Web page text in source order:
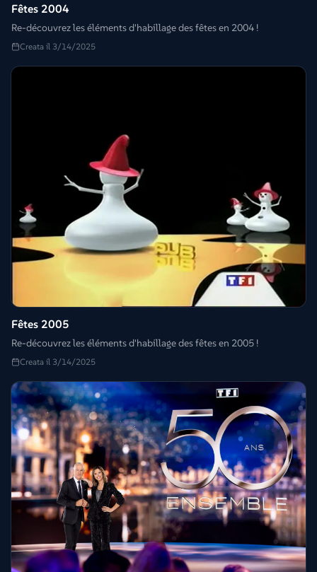
Fêtes 2004
Re-découvrez les éléments d'habillage des fêtes en 2004 !
Creata il 3/14/2025
Fêtes 2005
Re-découvrez les éléments d'habillage des fêtes en 2005 !
Creata il 3/14/2025